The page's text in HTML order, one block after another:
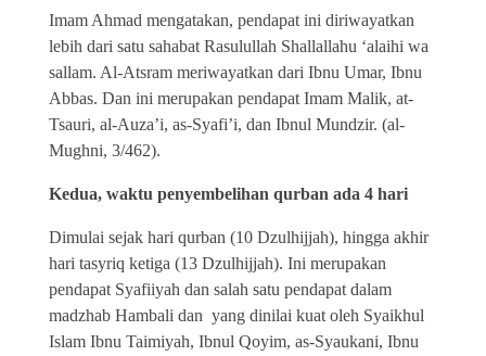
Imam Ahmad mengatakan, pendapat ini diriwayatkan
lebih dari satu sahabat Rasulullah Shallallahu ‘alaihi wa
sallam. Al-Atsram meriwayatkan dari Ibnu Umar, Ibnu
Abbas. Dan ini merupakan pendapat Imam Malik, at-
Tsauri, al-Auza’i, as-Syafi’i, dan Ibnul Mundzir. (al-
Mughni, 3/462).
Kedua, waktu penyembelihan qurban ada 4 hari
Dimulai sejak hari qurban (10 Dzulhijjah), hingga akhir
hari tasyriq ketiga (13 Dzulhijjah). Ini merupakan
pendapat Syafiiyah dan salah satu pendapat dalam
madzhab Hambali dan yang dinilai kuat oleh Syaikhul
Islam Ibnu Taimiyah, Ibnul Qoyim, as-Syaukani, Ibnu